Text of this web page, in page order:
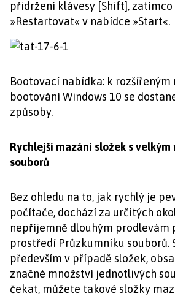
přidržení klávesy [Shift],
»Restartovat« v nabídce »Start«.
Bootovací nabídka: k rozšířeným
bootování Windows 10 se
způsoby.
Rychlejší mazání složek s velkým
souborů
Bez ohledu na to, jak rychlý je
počítače, dochází za určitých
nepříjemně dlouhým prodlevám
prostředí Průzkumníku souborů.
především v případě složek,
značné množství jednotlivých
čekat, můžete takové složky